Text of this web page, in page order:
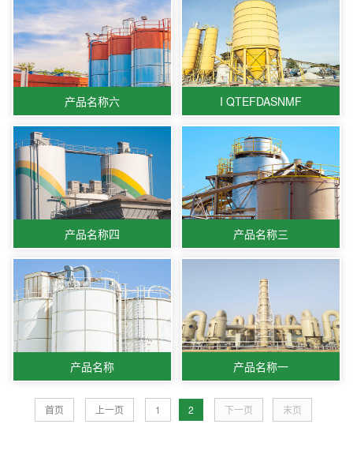
产品名称六 I QTEFDASNMF
产品名称四 产品名称三
产品名称 产品名称一
首页 上一页 1 2 下一页 末页